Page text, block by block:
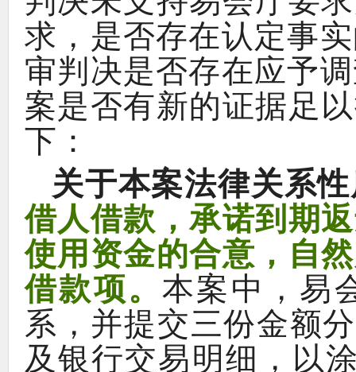
求 ， 是否存在认定事
审判决是否存在应予
案是否有新的证据足
下 ：
关于本案法律关系
借人借款 ，承诺到期
使用资金的合意 ， 自
借款项。本案中 ， 易
系 ， 并提交三份金额
及银行交易明细 ， 以